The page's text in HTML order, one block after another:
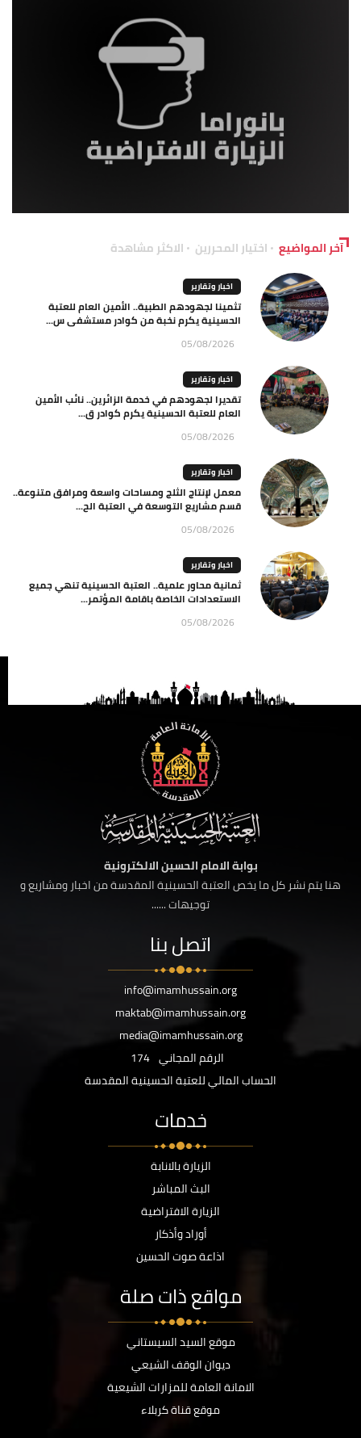
آخر المواضيع اختيار المحررين الاكثر مشاهدة
اخبار وتقارير
تثمينا لجهودهم الطبية.. الأمين العام للعتبة
الحسينية يكرم نخبة من كوادر مستشفى س...
05/08/2026
اخبار وتقارير
تقديرا لجهودهم في خدمة الزائرين.. نائب الأمين
العام للعتبة الحسينية يكرم كوادر ق...
05/08/2026
اخبار وتقارير
معمل لإنتاج الثلج ومساحات واسعة ومرافق متنوعة..
قسم مشاريع التوسعة في العتبة الح...
05/08/2026
اخبار وتقارير
ثمانية محاور علمية.. العتبة الحسينية تنهي جميع
الاستعدادات الخاصة باقامة المؤتمر...
05/08/2026
بوابة الامام الحسين الالكترونية
هنا يتم نشر كل ما يخص العتبة الحسينية المقدسة من اخبار ومشاريع و
توجيهات ......
اتصل بنا
info@imamhussain.org
maktab@imamhussain.org
media@imamhussain.org
الرقم المجاني 174
الحساب المالي للعتبة الحسينية المقدسة
خدمات
الزيارة بالانابة
البث المباشر
الزيارة الافتراضية
أوراد وأذكار
اذاعة صوت الحسين
مواقع ذات صلة
موقع السيد السيستاني
ديوان الوقف الشيعي
الامانة العامة للمزارات الشيعية
موقع قناة كربلاء